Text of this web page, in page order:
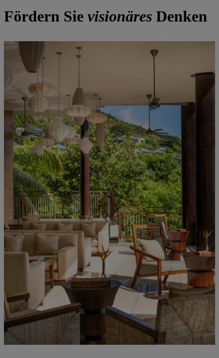
Fördern Sie visionäres Denken